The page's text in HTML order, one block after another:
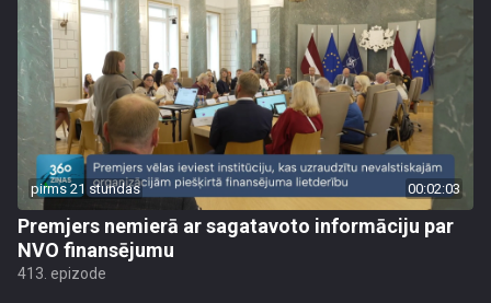
pirms 21 stundas 00:02:03
Premjers nemierā ar sagatavoto informāciju par
NVO finansējumu
413. epizode